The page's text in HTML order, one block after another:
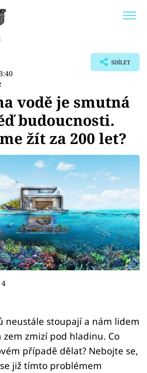
SDÍLET
vodě je smutná
budoucnosti.
žít za 200 let?
neustále stoupají a nám lidem
zem zmizí pod hladinu. Co
případě dělat? Nebojte se,
již tímto problémem